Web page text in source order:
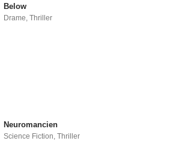
Below
Drame ,Thriller
Neuromancien
Science Fiction,Thriller